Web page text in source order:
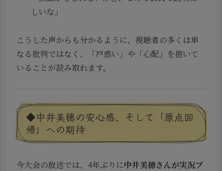
しいな」
こうした声からも分かるように、視聴者の多くは単
なる批判ではなく、「戸惑い」や「心配」を抱いて
いることが読み取れます。
◆中井美穂の安心感、そして「原点回
帰」への期待
今大会の放送では、4年ぶりに中井美穂さんが実況ブ